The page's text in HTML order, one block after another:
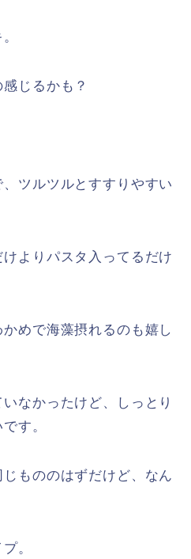
じるかも？
ツルツルとすすりやすい
よりパスタ入ってるだけ
めで海藻摂れるのも嬉し
なかったけど、しっとり
す。
もののはずだけど、なん
。